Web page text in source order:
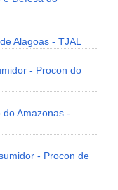
Alagoas - TJAL
- Procon do
Amazonas -
- Procon de